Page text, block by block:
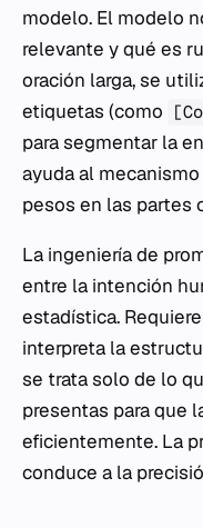
modelo. El modelo
relevante y qué es
oración larga, se
etiquetas (como
para segmentar la
ayuda al
pesos en las partes
La ingeniería de
entre la intención
estadística.
interpreta la
se trata solo de lo
presentas para que
eficientemente. La
conduce a la